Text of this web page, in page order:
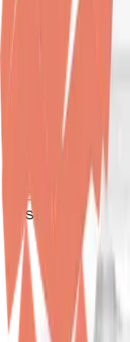
Standort wählen